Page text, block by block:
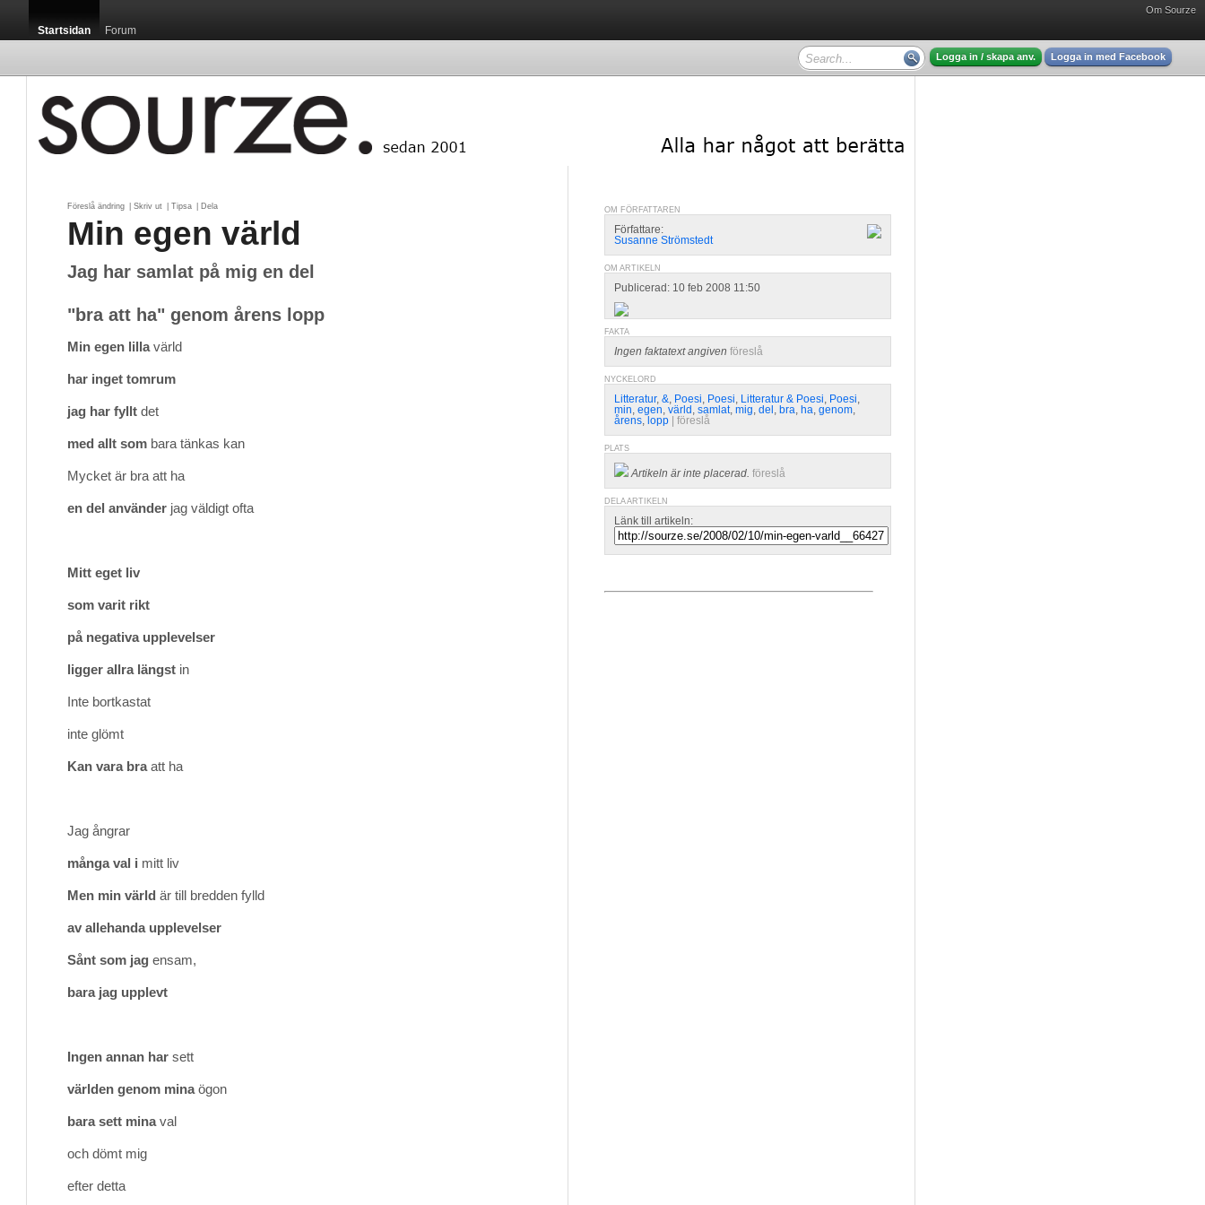
Om Sourze
Startsidan Forum
Logga in / skapa anv. Logga in med Facebook
Föreslå ändring Skriv ut Tipsa Dela
Min egen värld
Jag har samlat på mig en del
"bra att ha" genom årens lopp
Min egen lillavärld
har inget tomrum
jag har fyllt det
med allt som bara tänkas kan
Mycket är bra att ha
en del använder jag väldigt ofta
Mitt eget liv
som varit rikt
på negativa upplevelser
ligger allra längst in
Inte bortkastat
inte glömt
Kan vara braatt ha
Jag ångrar
många val i mitt liv
Men min värld är till bredden fylld
av allehanda upplevelser
Sånt som jag ensam,
bara jag upplevt
Ingen annan har sett
världen genom minaögon
bara sett minaval
och dömt mig
efter detta
OM FÖRFATTAREN
Författare:
Susanne Strömstedt
OM ARTIKELN
Publicerad: 10 feb 2008 11:50
FAKTA
Ingen faktatext angiven föreslå
NYCKELORD
Litteratur, &, Poesi, Poesi, Litteratur & Poesi, Poesi,
min, egen, värld , samlat, mig, del , bra, ha, genom,
årens, lopp föreslå
PLATS
Artikeln är inte placerad. föreslå
DELA ARTIKELN
Länk till artikeln: